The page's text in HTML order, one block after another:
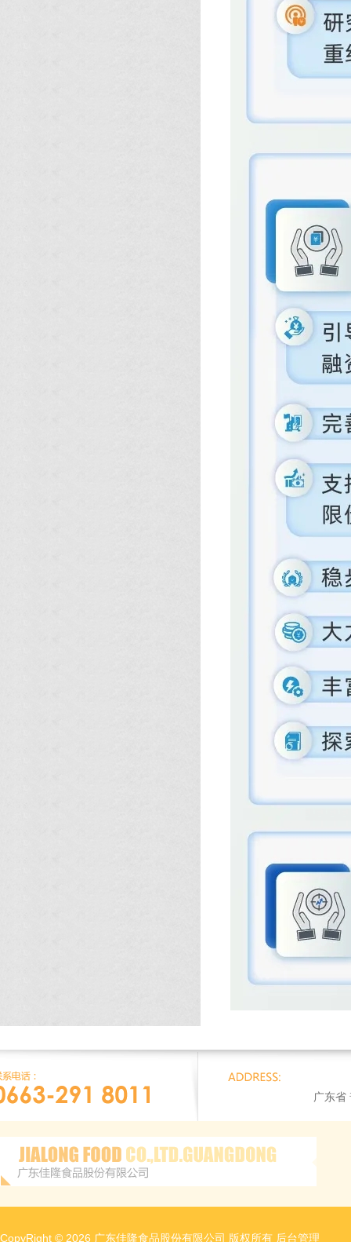
广东省
CopyRight © 2026 广东佳隆食品股份有限公司 版权所有 后台管理